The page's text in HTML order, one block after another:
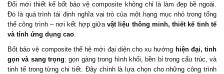
Đổi mới thiết kế bốt bảo vệ composite không chỉ là làm đẹp bề ngoài.
Đó là quá trình tái định nghĩa vai trò của một hạng mục nhỏ trong tổng
thể công trình – nơi kết hợp giữavật liệu thông minh, thiết kế tinh tế
và tính ứng dụng cao.
Bốt bảo vệ compositethế hệ mới đại diện cho xu hướng hiện đại, tinh
gọn và sang trọng: gọn gàng trong hình khối, bền bỉ trong cấu trúc, và
tinh tế trong từng chi tiết. Đây chính là lựa chọn cho những công trình